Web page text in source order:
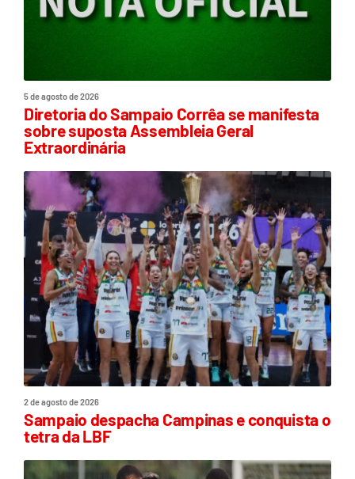
5 de agosto de 2026
Diretoria do Sampaio Corrêa se manifesta
sobre suposta Assembleia Geral
Extraordinária
2 de agosto de 2026
Sampaio despacha Campinas e conquista o
tetra da LBF